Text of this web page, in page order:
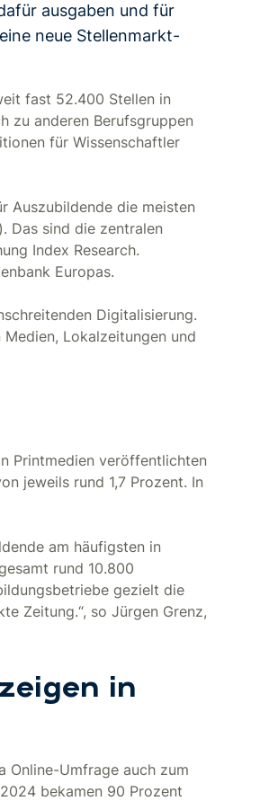
ausgaben und für
neue Stellenmarkt-
fast 52.400 Stellen in
zu anderen Berufsgruppen
für Wissenschaftler
Auszubildende die meisten
Das sind die zentralen
Index Research.
Europas.
Digitalisierung.
Lokalzeitungen und
Printmedien veröffentlichten
jeweils rund 1,7 Prozent. In
am häufigsten in
rund 10.800
gezielt die
Zeitung.“, so Jürgen Grenz,
in
Online-Umfrage auch zum
bekamen 90 Prozent